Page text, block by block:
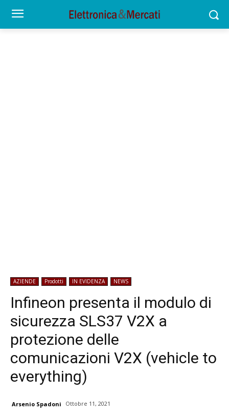
AZIENDE Prodotti IN EVIDENZA NEWS
Infineon presenta il modulo di
sicurezza SLS37 V2X a
protezione delle
comunicazioni V2X (vehicle to
everything)
Arsenio Spadoni Ottobre 11, 2021